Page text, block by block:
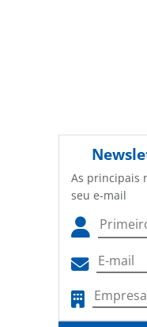
As principais
seu e-mail